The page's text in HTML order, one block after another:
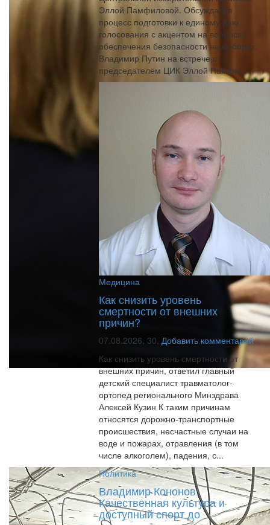
Эллой Памфиловой. Обсуждался
процесс подготовки к единому дню
голосования с акцентом на вопросах
обеспечения безопасности на выборах.
Владимир Путин на встрече с
председателем ЦИК Эллой Памфи...
Медицина
Как снизить уровень
смертности от внешних
причин?
07.08.2026, 30, Добавить комментарий
Как снизить уровень смертности от
внешних причин, ответил главный
детский специалист травматолог-
ортопед регионального Минздрава
Алексей Кузин К таким причинам
относятся дорожно-транспортные
происшествия, несчастные случаи на
воде и пожарах, отравления (в том
числе алкоголем), падения, с...
Политика
Владимир Кононов:
Качественная культура и
доступный спорт до